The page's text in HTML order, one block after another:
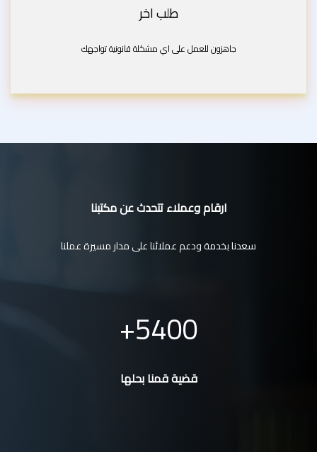
طلب اخر
جاهزون للعمل على اي مشكلة قانونية تواجهك
ارقام وعملاء تتحدث عن مكتبنا
سعدنا بخدمة ودعم عملائنا على مدار مسيرة عملنا
5400
قضية قمنا بحلها